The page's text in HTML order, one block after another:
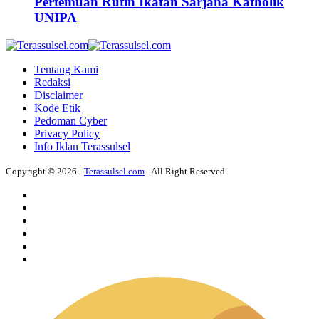
UNIPA
Tentang Kami
Redaksi
Disclaimer
Kode Etik
Pedoman Cyber
Privacy Policy
Info Iklan Terassulsel
Copyright © 2026 - Terassulsel.com - All Right Reserved